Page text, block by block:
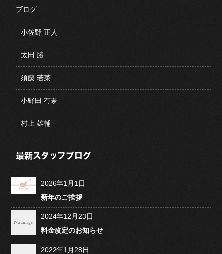
ブログ
小佐野 正人
太田 勝
須藤 若菜
小野田 有奈
村上 雄輔
最新スタッフブログ
2026年1月1日
新年のご挨拶
2024年12月23日
料金改定のお知らせ
2022年1月28日